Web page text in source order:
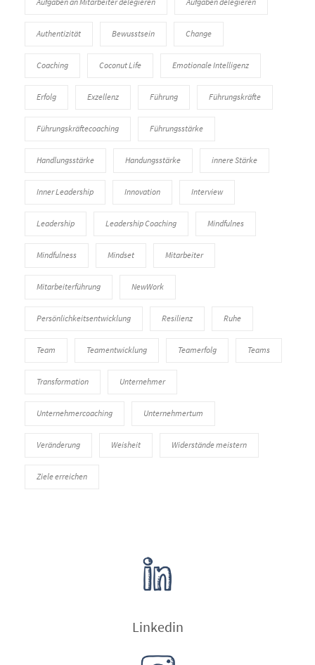
Authentizität Bewusstsein Change
Coaching Coconut Life Emotionale Intelligenz
Erfolg Exzellenz Führung Führungskräfte
Führungskräftecoaching Führungsstärke
Handlungsstärke Handungsstärke innere Stärke
Inner Leadership Innovation Interview
Leadership Leadership Coaching Mindfulnes
Mindfulness Mindset Mitarbeiter
Mitarbeiterführung NewWork
Persönlichkeitsentwicklung Resilienz Ruhe
Team Teamentwicklung Teamerfolg Teams
Transformation Unternehmer
Unternehmercoaching Unternehmertum
Veränderung Weisheit Widerstände meistern
Ziele erreichen
Linkedin